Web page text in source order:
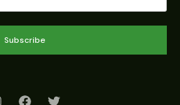
Subscribe